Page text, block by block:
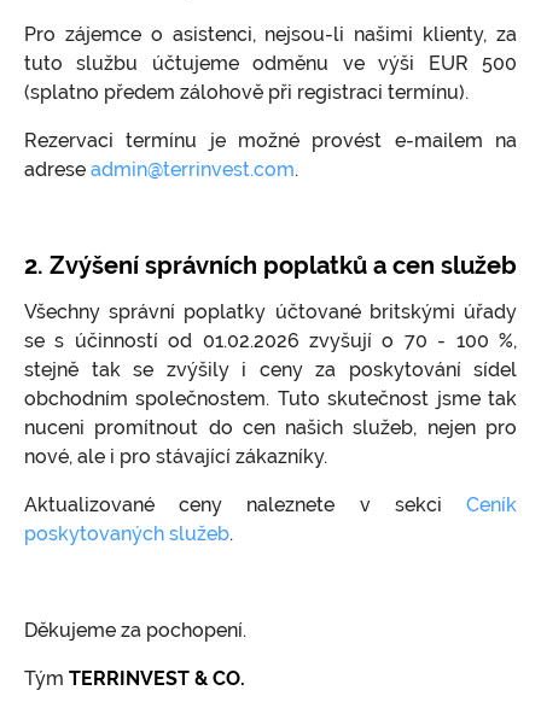
Pro zájemce o asistenci, nejsou-li našimi klienty, za
tuto službu účtujeme odměnu ve výši EUR 500
(splatno předem zálohově při registraci termínu).
Rezervaci termínu je možné provést e-mailem na
adrese admin@terrinvest.com.
2. Zvýšení správních poplatků a cen služeb
Všechny správní poplatky účtované britskými úřady
se s účinností od 01.02.2026 zvyšují o 70 - 100 %,
stejně tak se zvýšily i ceny za poskytování sídel
obchodním společnostem. Tuto skutečnost jsme tak
nuceni promítnout do cen našich služeb, nejen pro
nové, ale i pro stávající zákazníky.
Aktualizované ceny naleznete v sekci Ceník
poskytovaných služeb.
Děkujeme za pochopení.
Tým TERRINVEST & CO.